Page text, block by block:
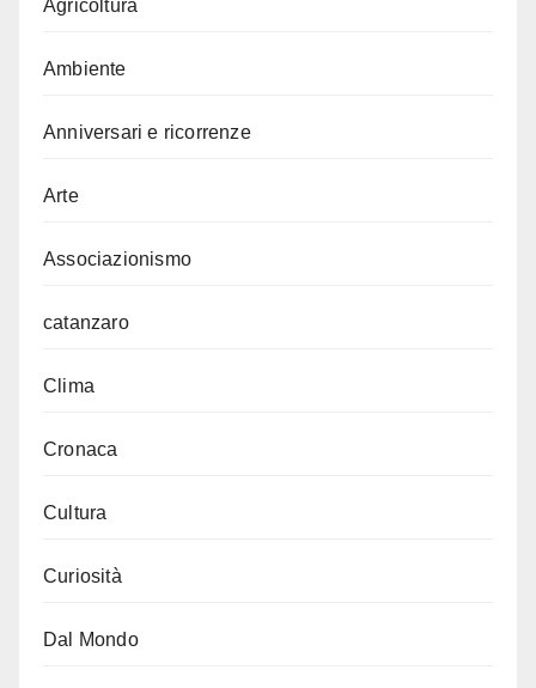
Agricoltura
Ambiente
Anniversari e ricorrenze
Arte
Associazionismo
catanzaro
Clima
Cronaca
Cultura
Curiosità
Dal Mondo